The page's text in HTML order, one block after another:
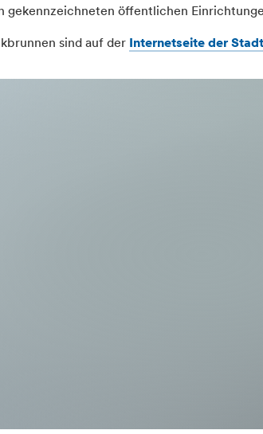
gekennzeichneten öffentlichen
sind auf der Internetseite der Stadt